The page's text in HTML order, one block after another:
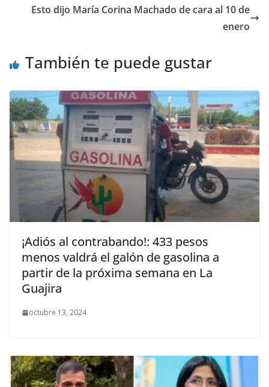
Esto dijo María Corina Machado de cara al 10 de
enero
También te puede gustar
¡Adiós al contrabando!: 433 pesos
menos valdrá el galón de gasolina a
partir de la próxima semana en La
Guajira
octubre 13, 2024